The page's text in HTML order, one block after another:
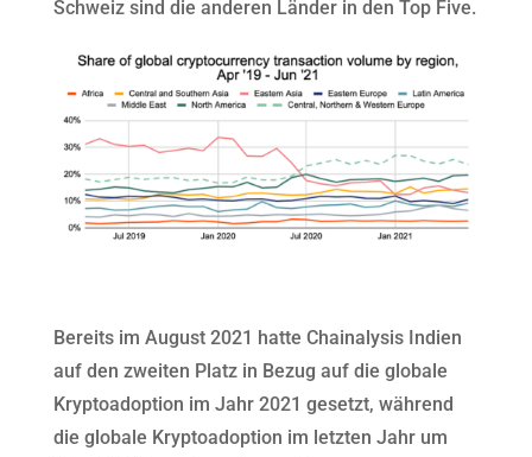
Schweiz sind die anderen Länder in den Top Five.
Bereits im August 2021 hatte Chainalysis Indien
auf den zweiten Platz in Bezug auf die globale
Kryptoadoption im Jahr 2021 gesetzt, während
die globale Kryptoadoption im letzten Jahr um